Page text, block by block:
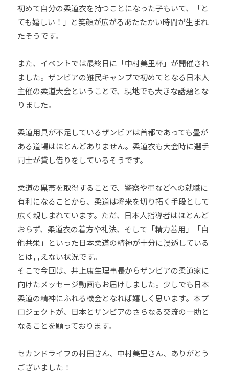
初めて自分の柔道衣を持つことになった子もいて、「と
ても嬉しい！」と笑顔が広がるあたたかい時間が生まれ
たそうです。
また、イベントでは最終日に「中村美里杯」が開催され
ました。ザンビアの難民キャンプで初めてとなる日本人
主催の柔道大会ということで、現地でも大きな話題とな
りました。
柔道用具が不足しているザンビアは首都であっても畳が
ある道場はほとんどありません。柔道衣も大会時に選手
同士が貸し借りをしているそうです。
柔道の黒帯を取得することで、警察や軍などへの就職に
有利になることから、柔道は将来を切り拓く手段として
広く親しまれています。ただ、日本人指導者はほとんど
おらず、柔道衣の着方や礼法、そして「精力善用」「自
他共栄」といった日本柔道の精神が十分に浸透している
とは言えない状況です。
そこで今回は、井上康生理事長からザンビアの柔道家に
向けたメッセージ動画もお届けしました。少しでも日本
柔道の精神にふれる機会となれば嬉しく思います。本プ
ロジェクトが、日本とザンビアのさらなる交流の一助と
なることを願っております。
セカンドライフの村田さん、中村美里さん、ありがとう
ございました！